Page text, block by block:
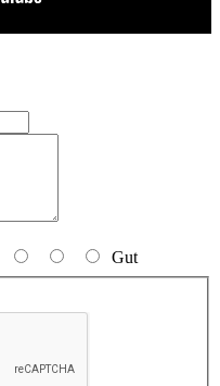
Gut